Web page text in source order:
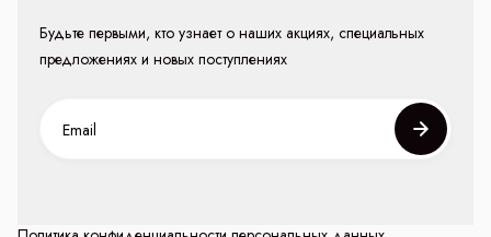
Будьте первыми, кто узнает о наших акциях, специальных
предложениях и новых поступлениях